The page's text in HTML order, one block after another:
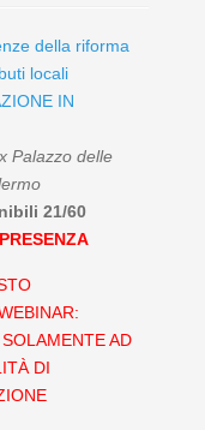
della riforma
locali
IN
Palazzo delle
21/60
AD
DI